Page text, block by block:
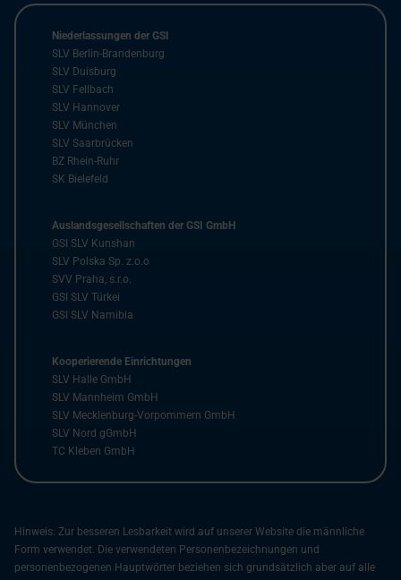
Niederlassungen der GSI
SLV Berlin-Brandenburg
SLV Duisburg
SLV Fellbach
SLV Hannover
SLV München
SLV Saarbrücken
BZ Rhein-Ruhr
SK Bielefeld
Auslandsgesellschaften der GSI GmbH
GSI SLV Kunshan
SLV Polska Sp. z.o.o
SVV Praha, s.r.o.
GSI SLV Türkei
GSI SLV Namibia
Kooperierende Einrichtungen
SLV Halle GmbH
SLV Mannheim GmbH
SLV Mecklenburg-Vorpommern GmbH
SLV Nord gGmbH
TC Kleben GmbH
Hinweis: Zur besseren Lesbarkeit wird auf unserer Website die männliche
Form verwendet. Die verwendeten Personenbezeichnungen und
personenbezogenen Hauptwörter beziehen sich grundsätzlich aber auf alle